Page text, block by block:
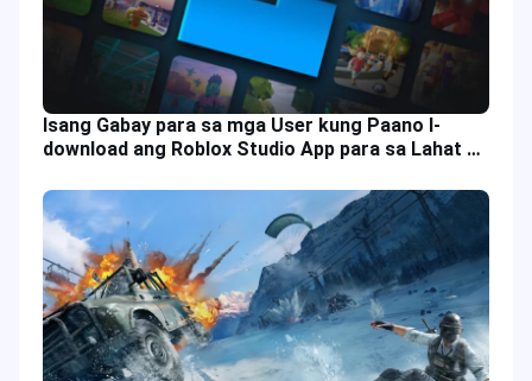
Isang Gabay para sa mga User kung Paano I-
download ang Roblox Studio App para sa Lahat ng